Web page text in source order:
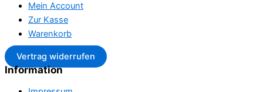
Mein Account
Zur Kasse
Warenkorb
Vertrag widerrufen
Information